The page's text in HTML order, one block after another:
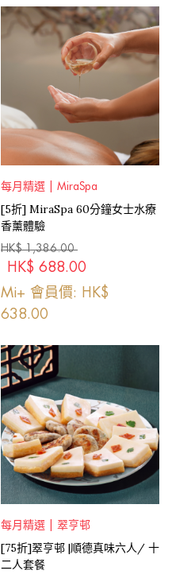
每月精選 | MiraSpa
[5折] MiraSpa 60分鐘女士水療
香薰體驗
HK$ 1,386.00
HK$ 688.00
Mi+ 會員價: HK$
638.00
每月精選 | 翠亨邨
[75折]翠亨邨 |順德真味六人/ 十
二人套餐